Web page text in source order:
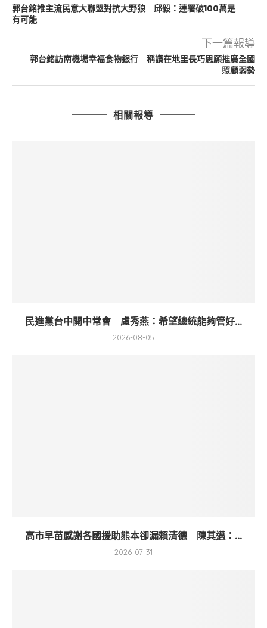
郭台銘推主流民意大聯盟對抗大野狼 邱毅：連署破100萬是
有可能
下一篇報導
郭台銘訪南機場幸福食物銀行 稱讚在地里長巧思願推廣全國
照顧弱勢
相關報導
民進黨台中開中常會 盧秀燕：希望總統能夠管好...
2026-08-05
高市早苗感謝各國援助熊本卻漏賴清德 陳其邁：...
2026-07-31